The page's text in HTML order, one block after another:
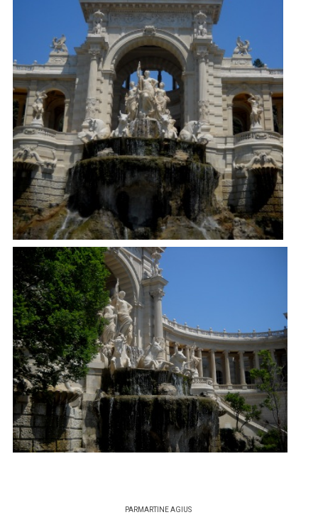
PARMARTINE AGIUS